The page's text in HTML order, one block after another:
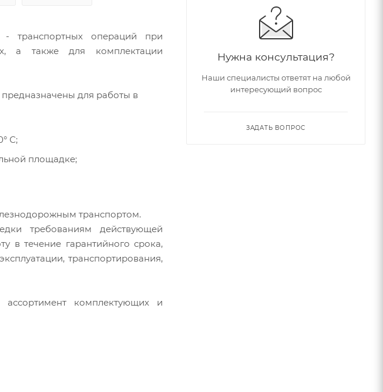
- транспортных операций при
а также для комплектации
для работы в
С;
площадке;
транспортом.
требованиям действующей
в течение гарантийного срока,
транспортирования,
комплектующих и
Нужна консультация?
Наши специалисты ответят на любой
интересующий вопрос
ЗАДАТЬ ВОПРОС